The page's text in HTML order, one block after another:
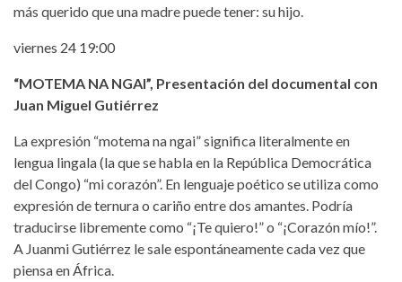
más querido que una madre puede tener: su hijo.
viernes 24 19:00
“MOTEMA NA NGAI”, Presentación del documental con
Juan Miguel Gutiérrez
La expresión “motema na ngai” significa literalmente en
lengua lingala (la que se habla en la República Democrática
del Congo) “mi corazón”. En lenguaje poético se utiliza como
expresión de ternura o cariño entre dos amantes. Podría
traducirse libremente como “¡Te quiero!” o “¡Corazón mío!”.
A Juanmi Gutiérrez le sale espontáneamente cada vez que
piensa en África.